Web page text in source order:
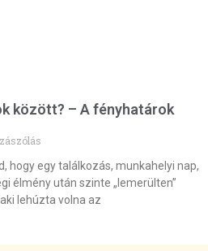
között? – A fényhatárok
hogy egy találkozás, munkahelyi nap,
élmény után szinte „lemerülten”
lehúzta volna az